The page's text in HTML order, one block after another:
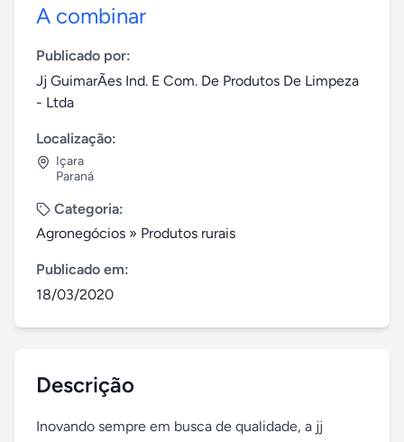
A combinar
Publicado por:
Jj GuimarÃes Ind. E Com. De Produtos De Limpeza
- Ltda
Localização:
Içara
Paraná
Categoria:
Agronegócios » Produtos rurais
Publicado em:
18/03/2020
Descrição
Inovando sempre em busca de qualidade, a jj